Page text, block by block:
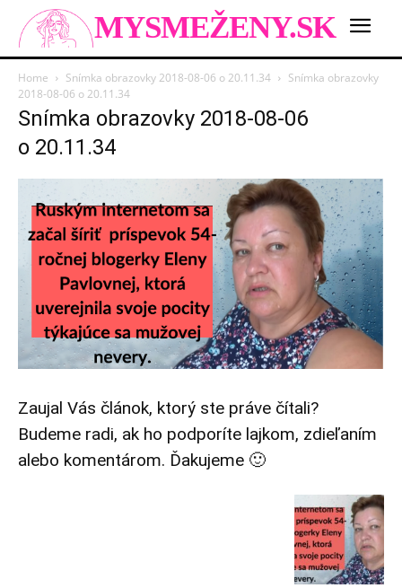
MYSMEŽENY.SK
Home Snímka obrazovky 2018-08-06 o 20.11.34
Snímka obrazovky
2018-08-06 o 20.11.34
Snímka obrazovky 2018-08-06
o 20.11.34
Zaujal Vás článok, ktorý ste práve čítali?
Budeme radi, ak ho podporíte lajkom, zdieľaním
alebo komentárom. Ďakujeme 🙂